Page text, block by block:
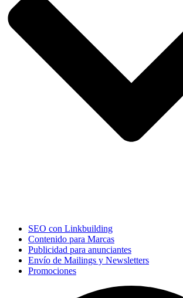
SEO con Linkbuilding
Contenido para Marcas
Publicidad para anunciantes
Envío de Mailings y Newsletters
Promociones